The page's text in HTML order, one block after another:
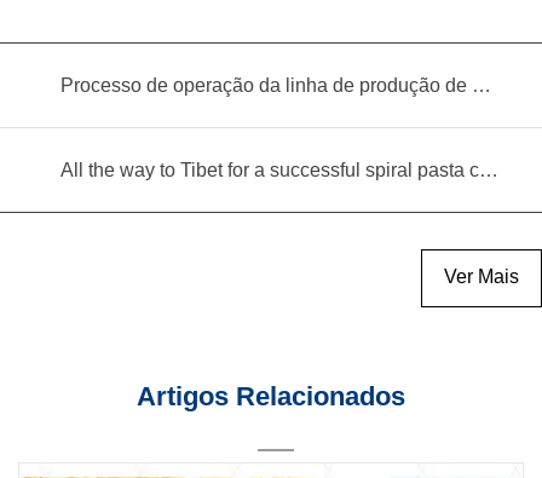
Processo de operação da linha de produção de biscoitos
All the way to Tibet for a successful spiral pasta commissioning!
Ver Mais
Artigos Relacionados